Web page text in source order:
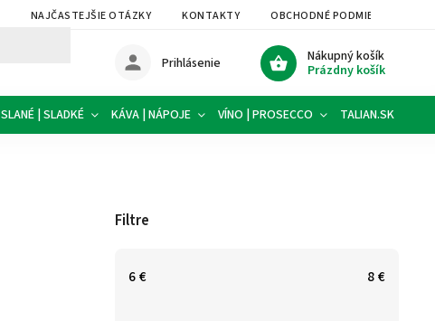
NAJČASTEJŠIE OTÁZKY KONTAKTY OBCHODNÉ PODMIENKY
Nákupný košík
Prázdny košík
Prihlásenie
SLANÉ | SLADKÉ KÁVA | NÁPOJE VÍNO | PROSECCO TALIAN.SK
Filtre
6€ 8€